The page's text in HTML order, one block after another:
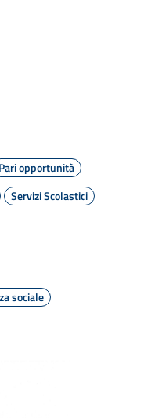
Pari opportunità
Servizi Scolastici
sociale